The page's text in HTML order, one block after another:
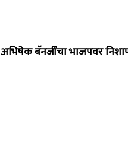
अभिषेक बॅनर्जींचा भाजपवर